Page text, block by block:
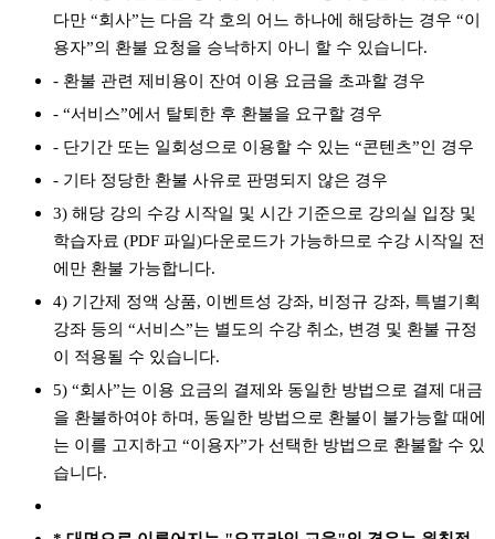
다만 “회사”는 다음 각 호의 어느 하나에 해당하는 경우 “이
용자”의 환불 요청을 승낙하지 아니 할 수 있습니다.
- 환불 관련 제비용이 잔여 이용 요금을 초과할 경우
- “서비스”에서 탈퇴한 후 환불을 요구할 경우
- 단기간 또는 일회성으로 이용할 수 있는 “콘텐츠”인 경우
- 기타 정당한 환불 사유로 판명되지 않은 경우
3) 해당 강의 수강 시작일 및 시간 기준으로 강의실 입장 및
학습자료 (PDF 파일)다운로드가 가능하므로 수강 시작일 전
에만 환불 가능합니다.
4) 기간제 정액 상품, 이벤트성 강좌, 비정규 강좌, 특별기획
강좌 등의 “서비스”는 별도의 수강 취소, 변경 및 환불 규정
이 적용될 수 있습니다.
5) “회사”는 이용 요금의 결제와 동일한 방법으로 결제 대금
을 환불하여야 하며, 동일한 방법으로 환불이 불가능할 때에
는 이를 고지하고 “이용자”가 선택한 방법으로 환불할 수 있
습니다.